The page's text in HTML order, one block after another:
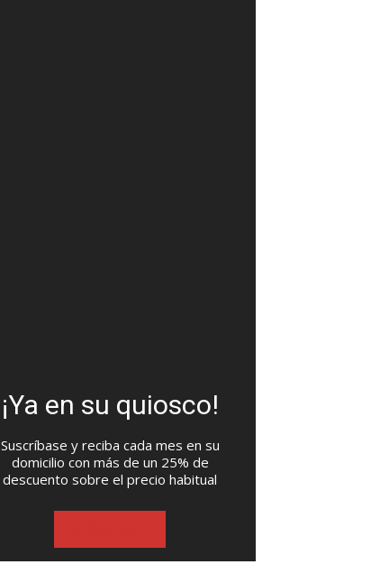
¡Ya en su quiosco!
Suscríbase y reciba cada mes en su
domicilio con más de un 25% de
descuento sobre el precio habitual